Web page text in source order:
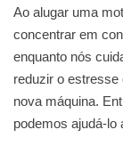
Ao alugar uma
concentrar em
enquanto nós
reduzir o
nova máquina.
podemos ajudá-lo